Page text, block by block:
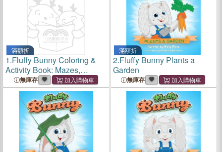
滿額折
1.Fluffy Bunny Coloring &
Activity Book: Mazes,
Crosswords, Games, Fun
For All Ages
無庫存
滿額折
2.Fluffy Bunny Plants a
Garden
無庫存